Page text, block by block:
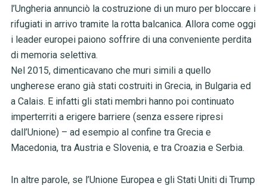
l’Ungheria annunciò la costruzione di un muro per bloccare i
rifugiati in arrivo tramite la rotta balcanica. Allora come oggi
i leader europei paiono soffrire di una conveniente perdita
di memoria selettiva.
Nel 2015, dimenticavano che muri simili a quello
ungherese erano già stati costruiti in Grecia, in Bulgaria ed
a Calais. E infatti gli stati membri hanno poi continuato
imperterriti a erigere barriere (senza essere ripresi
dall’Unione) – ad esempio al confine tra Grecia e
Macedonia, tra Austria e Slovenia, e tra Croazia e Serbia.
In altre parole, se l’Unione Europea e gli Stati Uniti di Trump